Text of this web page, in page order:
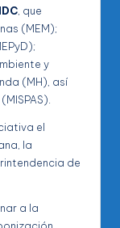
, que
(MEM);
y
(MH), así
el
la
de
a la